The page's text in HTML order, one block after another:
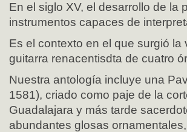
En el siglo XV, el desarrollo de la
instrumentos capaces de
Es el contexto en el que surgió
guitarra renacentisdta de cuatro
Nuestra antología incluye una
1581), criado como paje de la
Guadalajara y más tarde
abundantes glosas